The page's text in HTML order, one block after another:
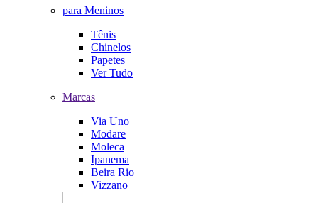
para Meninos
Tênis
Chinelos
Papetes
Ver Tudo
Marcas
Via Uno
Modare
Moleca
Ipanema
Beira Rio
Vizzano